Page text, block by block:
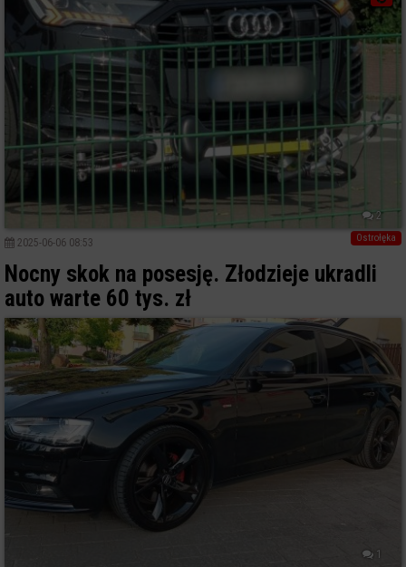
2
Ostrołęka
2025-06-06 08:53
Nocny skok na posesję. Złodzieje ukradli
auto warte 60 tys. zł
1